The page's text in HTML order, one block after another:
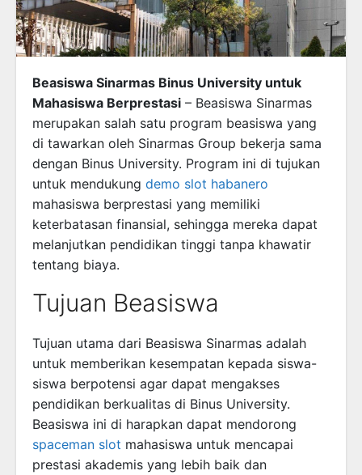
Beasiswa Sinarmas Binus University untuk
Mahasiswa Berprestasi – Beasiswa Sinarmas
merupakan salah satu program beasiswa yang
di tawarkan oleh Sinarmas Group bekerja sama
dengan Binus University. Program ini di tujukan
untuk mendukung demo slot habanero
mahasiswa berprestasi yang memiliki
keterbatasan finansial, sehingga mereka dapat
melanjutkan pendidikan tinggi tanpa khawatir
tentang biaya.
Tujuan Beasiswa
Tujuan utama dari Beasiswa Sinarmas adalah
untuk memberikan kesempatan kepada siswa-
siswa berpotensi agar dapat mengakses
pendidikan berkualitas di Binus University.
Beasiswa ini di harapkan dapat mendorong
spaceman slot mahasiswa untuk mencapai
prestasi akademis yang lebih baik dan